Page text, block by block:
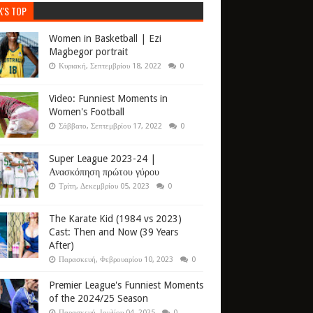
TOP
Women in Basketball | Ezi
Magbegor portrait
Κυριακή, Σεπτεμβρίου 18, 2022 0
Video: Funniest Moments in
Women's Football
Σάββατο, Σεπτεμβρίου 17, 2022 0
Super League 2023-24 |
Ανασκόπηση πρώτου γύρου
Τρίτη, Δεκεμβρίου 05, 2023 0
The Karate Kid (1984 vs 2023)
Cast: Then and Now (39 Years
After)
Παρασκευή, Φεβρουαρίου 10, 2023 0
Premier League's Funniest Moments
of the 2024/25 Season